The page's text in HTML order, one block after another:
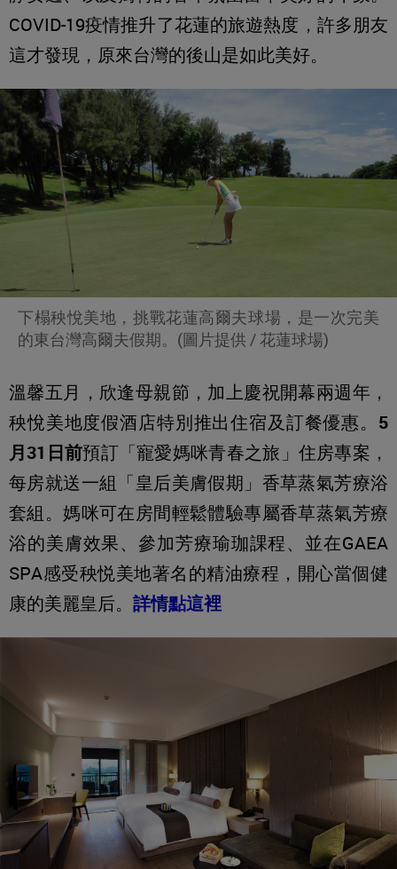
COVID-19疫情推升了花蓮的旅遊熱度，許多朋友
這才發現，原來台灣的後山是如此美好。
下榻秧悅美地，挑戰花蓮高爾夫球場，是一次完美
的東台灣高爾夫假期。(圖片提供 / 花蓮球場)
溫馨五月，欣逢母親節，加上慶祝開幕兩週年，
秧悅美地度假酒店特別推出住宿及訂餐優惠。 5
月31日前預訂「寵愛媽咪青春之旅」住房專案，
每房就送一組「皇后美膚假期」香草蒸氣芳療浴
套組。媽咪可在房間輕鬆體驗專屬香草蒸氣芳療
浴的美膚效果、參加芳療瑜珈課程、並在GAEA
SPA感受秧悦美地著名的精油療程，開心當個健
康的美麗皇后。 詳情點這裡